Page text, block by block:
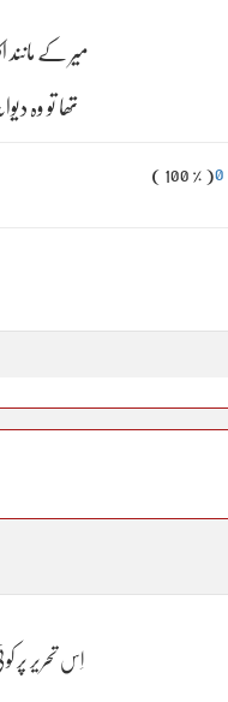
میر کے مانند
تھا تو وہ
( 100 % )
اِس تحریر پر